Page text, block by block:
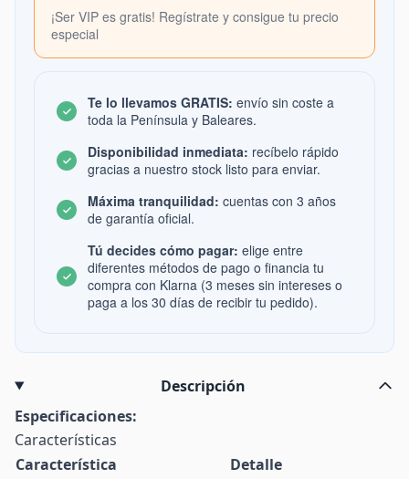
¡Ser VIP es gratis! Regístrate y consigue tu precio
especial
Te lo llevamos GRATIS: envío sin coste a
toda la Península y Baleares.
Disponibilidad inmediata: recíbelo rápido
gracias a nuestro stock listo para enviar.
Máxima tranquilidad: cuentas con 3 años
de garantía oficial.
Tú decides cómo pagar: elige entre
diferentes métodos de pago o financia tu
compra con Klarna (3 meses sin intereses o
paga a los 30 días de recibir tu pedido).
Descripción
Especificaciones:
Características
Característica
Detalle